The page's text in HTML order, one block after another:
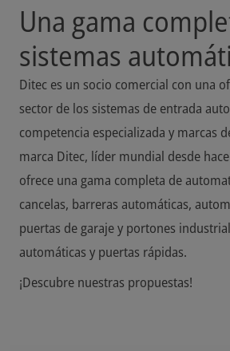
Una gama
sistemas
Ditec es un socio comercial con una
sector de los sistemas de entrada
competencia especializada y marcas
marca Ditec, líder mundial desde
ofrece una gama completa de
cancelas, barreras automáticas,
puertas de garaje y portones
automáticas y puertas rápidas.
¡Descubre nuestras propuestas!